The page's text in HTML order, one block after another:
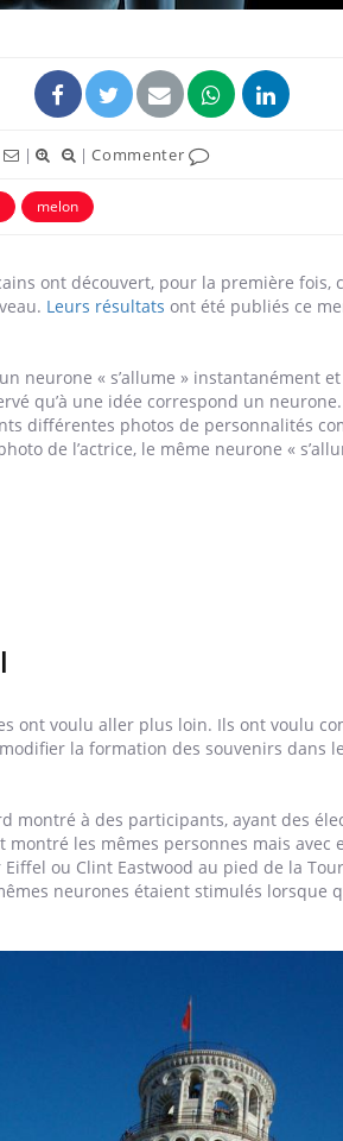
| |Commenter
melon
ont découvert, pour la première fois,
Leurs résultats ont été publiés ce
neurone « s’allume » instantanément
qu’à une idée correspond un
différentes photos de personnalités
de l’actrice, le même neurone «
ont voulu aller plus loin. Ils ont voulu
la formation des souvenirs dans
montré à des participants, ayant des
montré les mêmes personnes mais
ou Clint Eastwood au pied de la
neurones étaient stimulés lorsque
Mon enfant est-il trop
sensible ou simplement